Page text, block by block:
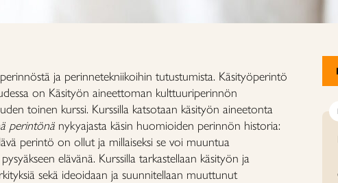
ja perinnetekniikoihin tutustumista. Käsityöperintö
on Käsityön aineettoman kulttuuriperinnön
toinen kurssi. Kurssilla katsotaan käsityön aineetonta
perintönä nykyajasta käsin huomioiden perinnön historia:
perintö on ollut ja millaiseksi se voi muuntua
elävänä. Kurssilla tarkastellaan käsityön ja
sekä ideoidaan ja suunnitellaan muuttunut